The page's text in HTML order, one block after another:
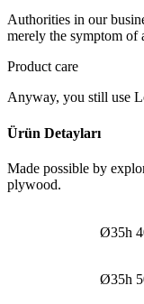
Authorities in our
merely the symptom of
Product care
Anyway, you still use
Ürün Detayları
Made possible by
plywood.
Ø35h
Ø35h